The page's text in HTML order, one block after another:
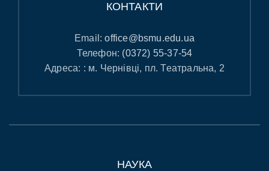
КОНТАКТИ
Email:office@bsmu.edu.ua
Телефон: (0372) 55-37-54
Адреса: : м. Чернівці, пл. Театральна, 2
НАУКА